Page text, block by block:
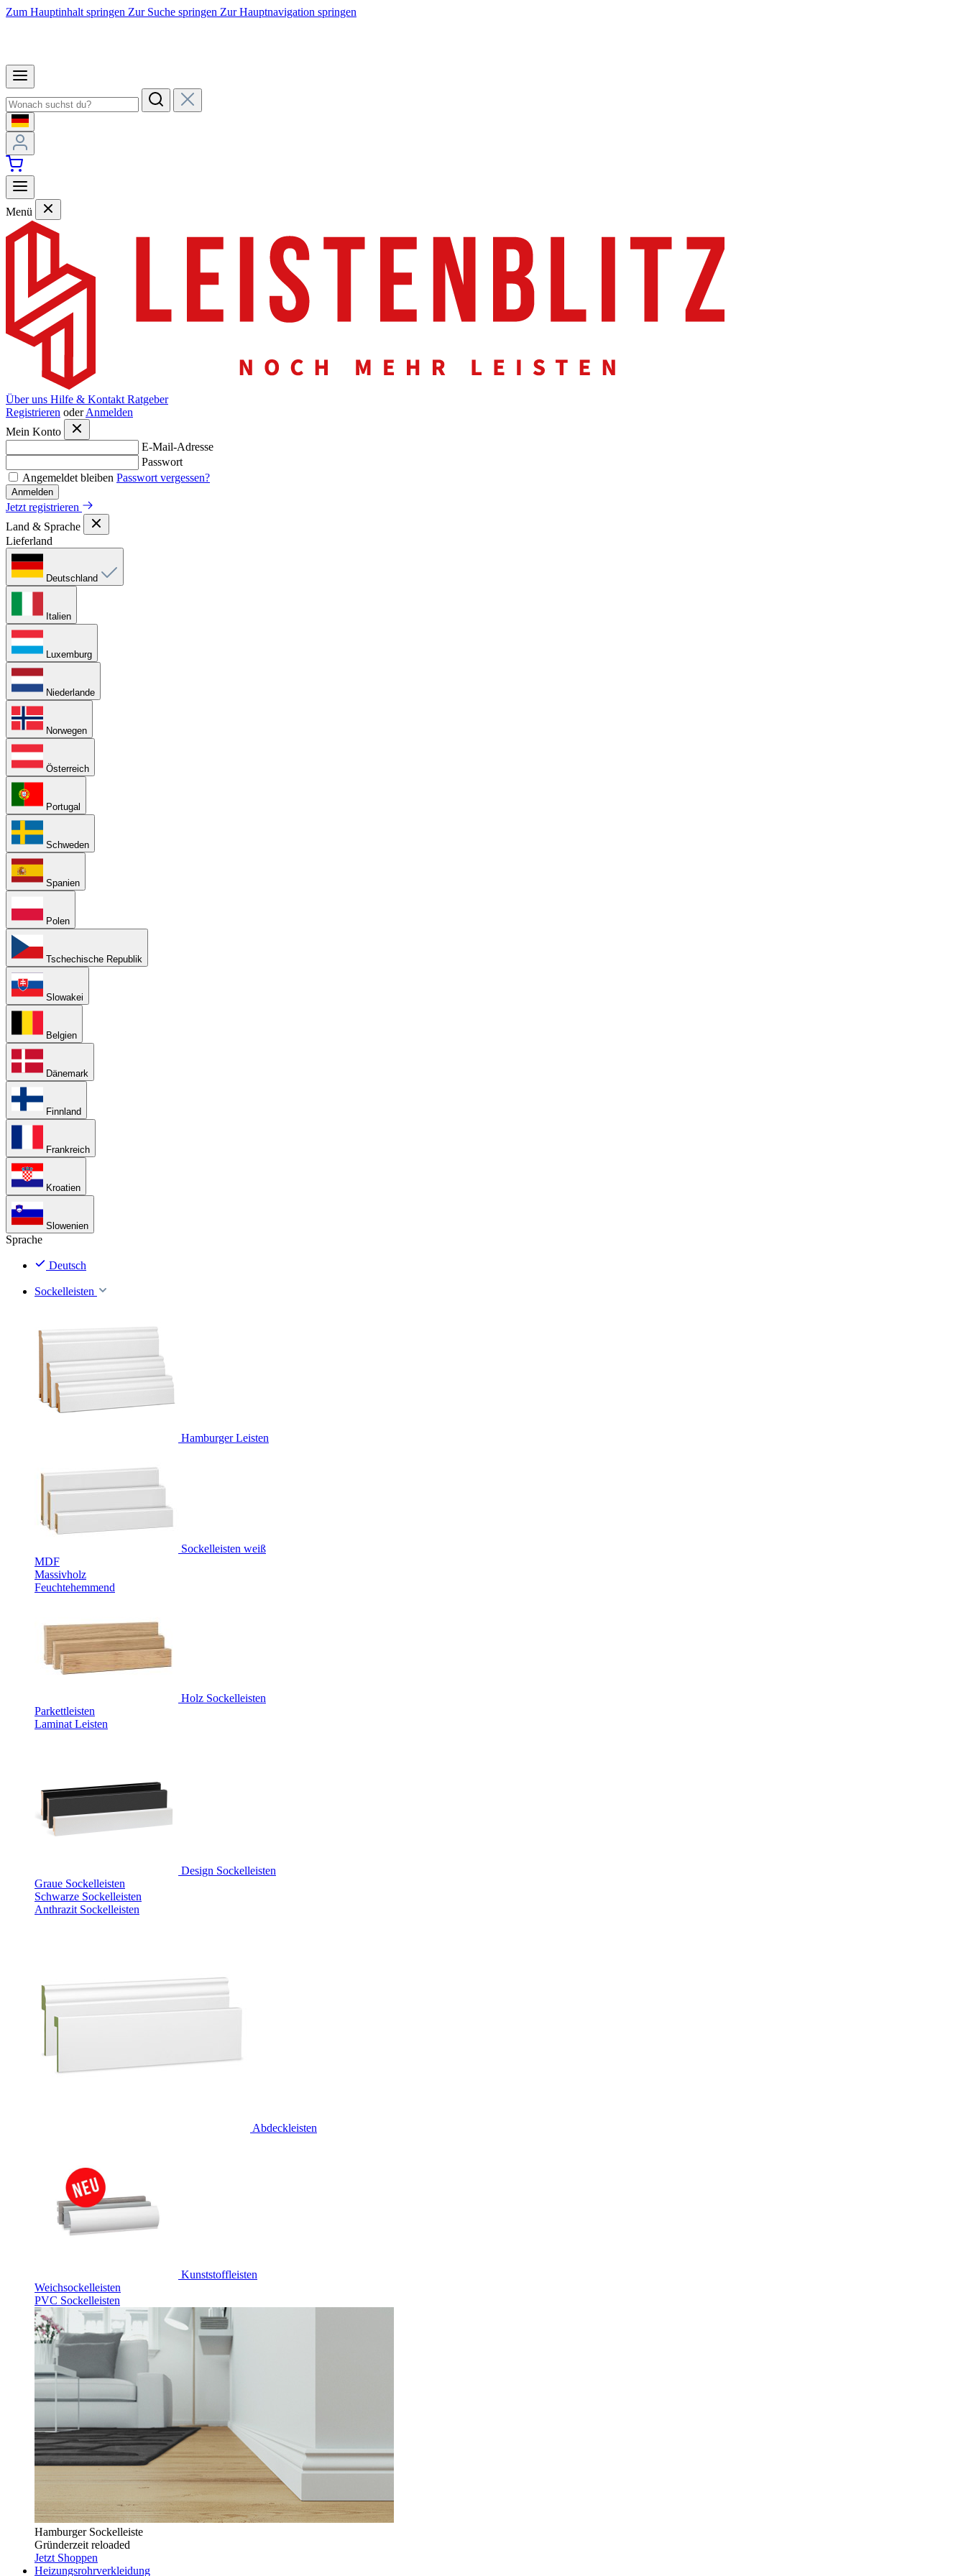
Zum Hauptinhalt springen Zur Suche springen Zur Hauptnavigation springen
Menü
Über uns Hilfe & Kontakt Ratgeber
Registrieren oder Anmelden
Mein Konto
E-Mail-Adresse
Passwort
Angemeldet bleiben Passwort vergessen?
Anmelden
Jetzt registrieren
Land & Sprache
Lieferland
Deutschland
Italien
Luxemburg
Niederlande
Norwegen
Österreich
Portugal
Schweden
Spanien
Polen
Tschechische Republik
Slowakei
Belgien
Dänemark
Finnland
Frankreich
Kroatien
Slowenien
Sprache
Deutsch
Sockelleisten
Hamburger Leisten
Sockelleisten weiß
MDF
Massivholz
Feuchtehemmend
Holz Sockelleisten
Parkettleisten
Laminat Leisten
Design Sockelleisten
Graue Sockelleisten
Schwarze Sockelleisten
Anthrazit Sockelleisten
Abdeckleisten
Kunststoffleisten
Weichsockelleisten
PVC Sockelleisten
Hamburger Sockelleiste
Gründerzeit reloaded
Jetzt Shoppen
Heizungsrohrverkleidung